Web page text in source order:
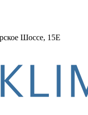
Шоссе, 15Е